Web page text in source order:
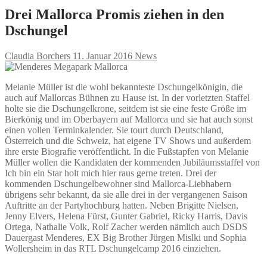
Drei Mallorca Promis ziehen in den
Dschungel
Claudia Borchers 11. Januar 2016 News
Melanie Müller ist die wohl bekannteste Dschungelkönigin, die
auch auf Mallorcas Bühnen zu Hause ist. In der vorletzten Staffel
holte sie die Dschungelkrone, seitdem ist sie eine feste Größe im
Bierkönig und im Oberbayern auf Mallorca und sie hat auch sonst
einen vollen Terminkalender. Sie tourt durch Deutschland,
Österreich und die Schweiz, hat eigene TV Shows und außerdem
ihre erste Biografie veröffentlicht. In die Fußstapfen von Melanie
Müller wollen die Kandidaten der kommenden Jubiläumsstaffel von
Ich bin ein Star holt mich hier raus gerne treten. Drei der
kommenden Dschungelbewohner sind Mallorca-Liebhabern
übrigens sehr bekannt, da sie alle drei in der vergangenen Saison
Auftritte an der Partyhochburg hatten. Neben Brigitte Nielsen,
Jenny Elvers, Helena Fürst, Gunter Gabriel, Ricky Harris, Davis
Ortega, Nathalie Volk, Rolf Zacher werden nämlich auch DSDS
Dauergast Menderes, EX Big Brother Jürgen Mislki und Sophia
Wollersheim in das RTL Dschungelcamp 2016 einziehen.